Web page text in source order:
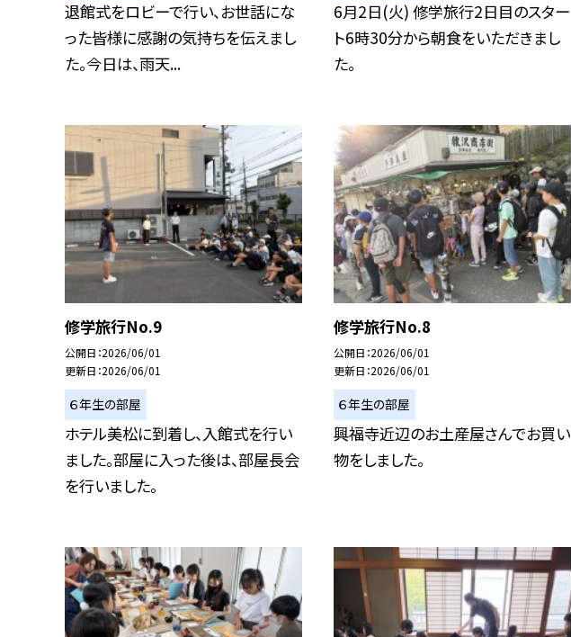
退館式をロビーで行い、お世話にな
った皆様に感謝の気持ちを伝えまし
た。今日は、雨天...
6月2日(火) 修学旅行2日目のスター
ト6時30分から朝食をいただきまし
た。
修学旅行No.9
公開日 2026/06/01
更新日 2026/06/01
６年生の部屋
ホテル美松に到着し、入館式を行い
ました。部屋に入った後は、部屋長会
を行いました。
修学旅行No.8
公開日 2026/06/01
更新日 2026/06/01
６年生の部屋
興福寺近辺のお土産屋さんでお買い
物をしました。